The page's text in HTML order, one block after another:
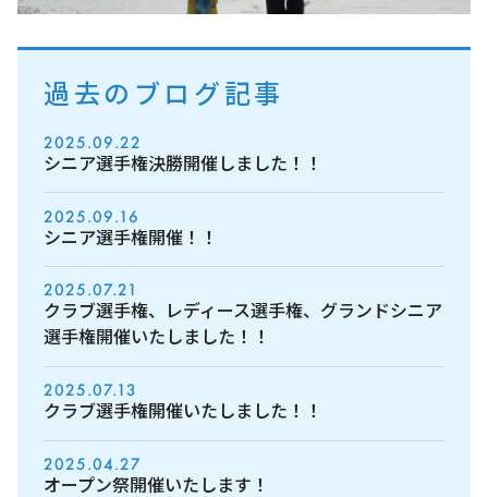
過去のブログ記事
2025.09.22
シニア選手権決勝開催しました！！
2025.09.16
シニア選手権開催！！
2025.07.21
クラブ選手権、レディース選手権、グランドシニア
選手権開催いたしました！！
2025.07.13
クラブ選手権開催いたしました！！
2025.04.27
オープン祭開催いたします！